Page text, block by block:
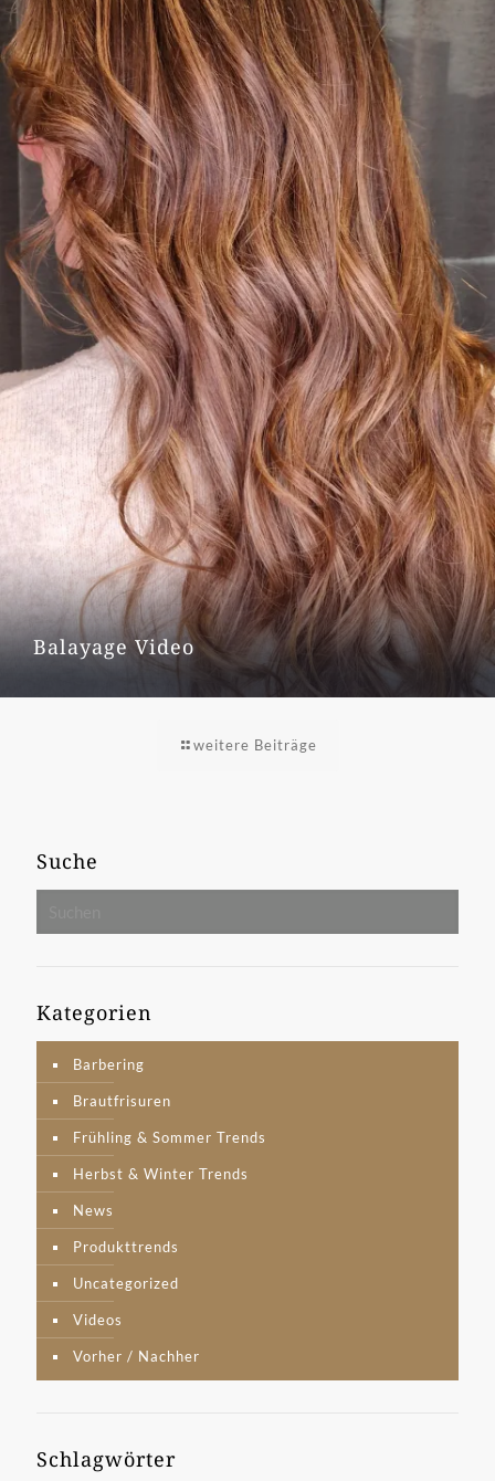
Balayage Video
weitere Beiträge
Suche
Kategorien
Barbering
Brautfrisuren
Frühling & Sommer Trends
Herbst & Winter Trends
News
Produkttrends
Uncategorized
Videos
Vorher / Nachher
Schlagwörter